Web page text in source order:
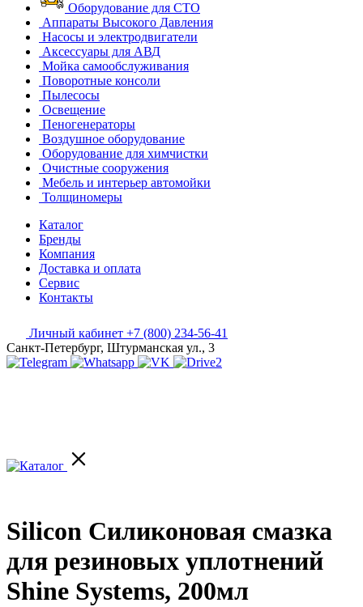
Оборудование для СТО
Аппараты Высокого Давления
Насосы и электродвигатели
Аксессуары для АВД
Мойка самообслуживания
Поворотные консоли
Пылесосы
Освещение
Пеногенераторы
Воздушное оборудование
Оборудование для химчистки
Очистные сооружения
Мебель и интерьер автомойки
Толщиномеры
Каталог
Бренды
Компания
Доставка и оплата
Сервис
Контакты
Личный кабинет +7 (800) 234-56-41
Санкт-Петербург, Штурманская ул., 3
Silicon Силиконовая смазка
для резиновых уплотнений
Shine Systems, 200мл